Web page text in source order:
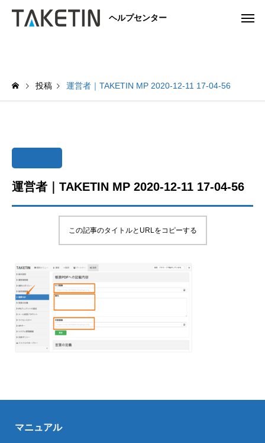
ヘルプセンター
投稿 運営者｜TAKETIN MP 2020-12-11 17-04-56
運営者｜TAKETIN MP 2020-12-11 17-04-56
この記事のタイトルとURLをコピーする
マニュアル